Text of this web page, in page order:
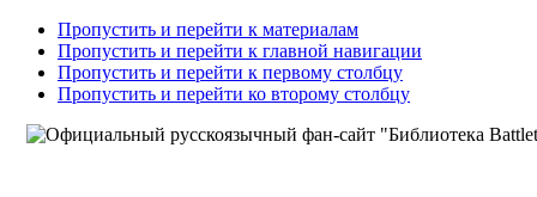
Пропустить и перейти к материалам
Пропустить и перейти к главной навигации
Пропустить и перейти к первому столбцу
Пропустить и перейти ко второму столбцу